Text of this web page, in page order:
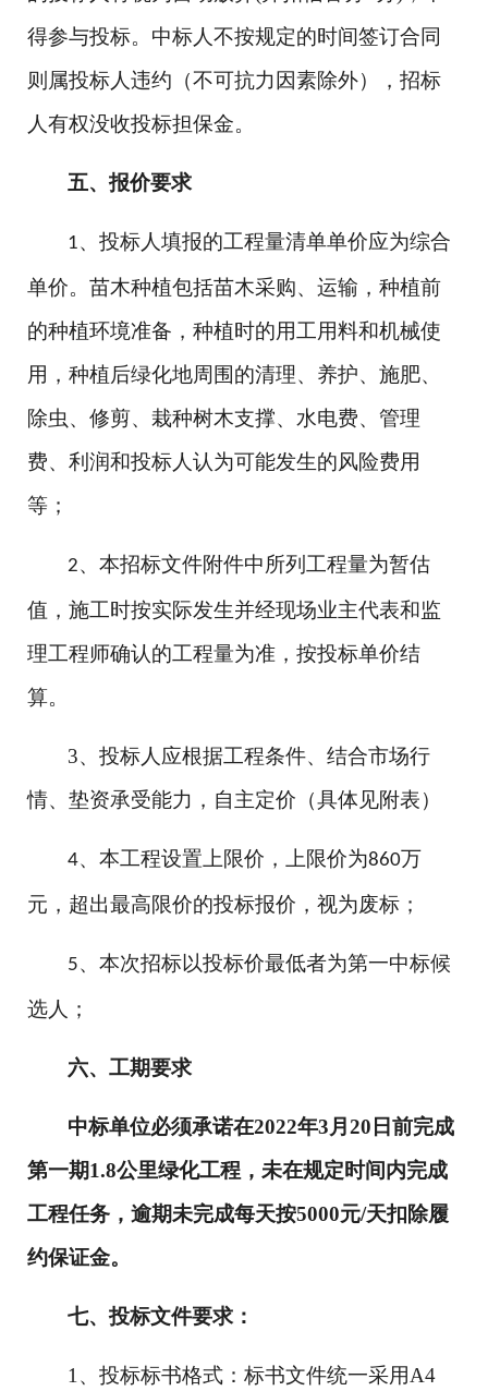
得参与投标。中标人不按规定的时间签订合同
则属投标人违约（不可抗力因素除外），招标
人有权没收投标担保金。
五、报价要求
1、投标人填报的工程量清单单价应为综合
单价。苗木种植包括苗木采购、运输，种植前
的种植环境准备，种植时的用工用料和机械使
用，种植后绿化地周围的清理、养护、施肥、
除虫、修剪、栽种树木支撑、水电费、管理
费、利润和投标人认为可能发生的风险费用
等；
2、本招标文件附件中所列工程量为暂估
值，施工时按实际发生并经现场业主代表和监
理工程师确认的工程量为准，按投标单价结
算。
3、投标人应根据工程条件、结合市场行
情、垫资承受能力，自主定价 （具体见附表）
4、本工程设置上限价，上限价为860万
元，超出最高限价的投标报价，视为废标；
5、本次招标以投标价最低者为第一中标候
选人；
六、工期要求
中标单位必须承诺在2022年3月20日前完成
第一期1.8公里绿化工程，未在规定时间内完成
工程任务，逾期未完成每天按5000元/天扣除履
约保证金。
七、投标文件要求 ：
1、投标标书格式：标书文件统一采用A4